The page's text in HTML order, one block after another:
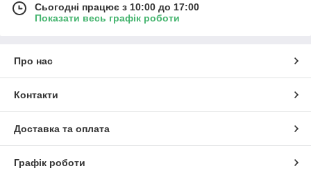
Сьогодні працює з 10:00 до 17:00
Показати весь графік роботи
Про нас
Контакти
Доставка та оплата
Графік роботи